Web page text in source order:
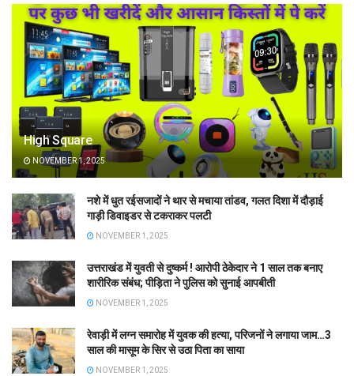
High Square
NOVEMBER 1, 2025
नशे में धुत रईसजादों ने थार से मचाया तांडव, गलत दिशा में दौड़ाई
गाड़ी डिवाइडर से टकराकर पलटी
NOVEMBER 1, 2025
उत्तराखंड में युवती से दुष्कर्म ! आरोपी ठेकेदार ने 1 साल तक बनाए
शारीरिक संबंध; पीड़िता ने पुलिस को सुनाई आपबीती
NOVEMBER 1, 2025
रेवाड़ी में लग्न समारोह में युवक की हत्या, परिजनों ने लगाया जाम…3
साल की मासूम के सिर से उठा पिता का साया
NOVEMBER 1, 2025